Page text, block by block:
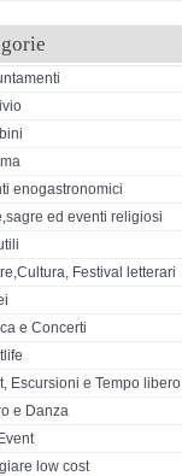
enogastronomici
ed eventi religiosi
Festival letterari
e Concerti
Escursioni e Tempo libero
e Danza
low cost